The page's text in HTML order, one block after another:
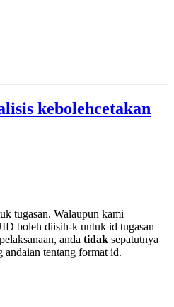
kebolehcetakan
tugasan. Walaupun kami
boleh diisih-k untuk id tugasan
anda tidak sepatutnya
andaian tentang format id.